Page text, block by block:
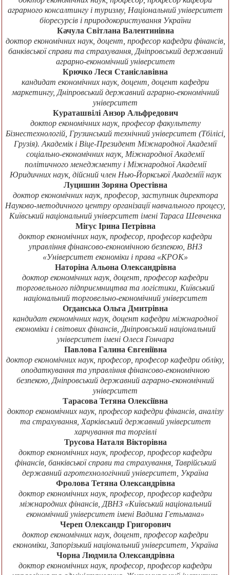
аграрного консалтингу і туризму, Національний університет
біоресурсів і природокористування України
Качула Світлана Валентинівна
доктор економічних наук, доцент, професор кафедри фінансів,
банківської справи та страхування, Дніпровський державний
аграрно-економічний університет
Крючко Леся Станіславівна
кандидат економічних наук, доцент, доцент кафедри
маркетингу, Дніпровський державний аграрно-економічний
університет
Кураташвілі Анзор Альфредович
доктор економічних наук, професор факультету
Бізнестехнологій, Грузинський технічний університет (Тбілісі,
Грузія). Академік і Віце-Президент Міжнародної Академії
соціально-економічних наук, Міжнародної Академії
політичного менеджменту і Міжнародної Академії
Юридичних наук, дійсний член Нью-Йоркської Академіїї наук
Луцишин Зоряна Орестівна
доктор економічних наук, професор, заступник директора
Науково-методичного центру організації навчального процесу,
Київський національний університет імені Тараса Шевченка
Мігус Ірина Петрівна
доктор економічних наук, професор, професор кафедри
управління фінансово-економічною безпекою, ВНЗ
«Університет економіки і права «КРОК»
Наторіна Альона Олександрівна
доктор економічних наук, доцент, професор кафедри
торговельного підприємництва та логістики, Київський
національний торговельно-економічний університет
Огданська Ольга Дмитрівна
кандидат економічних наук, доцент кафедри міжнародної
економіки і світових фінансів, Дніпровський національний
університет імені Олеся Гончара
Павлова Галина Євгеніївна
доктор економічних наук, професор, професор кафедри обліку,
оподаткування та управління фінансово-економічною
безпекою, Дніпровський державний аграрно-економічний
університет
Тарасова Тетяна Олексіївна
доктор економічних наук, професор кафедри фінансів, аналізу
та страхування, Харківський державний університет
харчування та торгівлі
Трусова Наталя Вікторівна
доктор економічних наук, професор, професор кафедри
фінансів, банківської справи та страхування, Таврійський
державний агротехнологічний університет, Україна
Фролова Тетяна Олександрівна
доктор економічних наук, професор, професор кафедри
міжнародних фінансів, ДВНЗ «Київський національний
економічний університет імені Вадима Гетьмана»
Череп Олександр Григорович
доктор економічних наук, доцент, професор кафедри
економіки, Запорізький національний університет, Україна
Чорна Людмила Олександрівна
доктор економічних наук, професор, професор кафедри